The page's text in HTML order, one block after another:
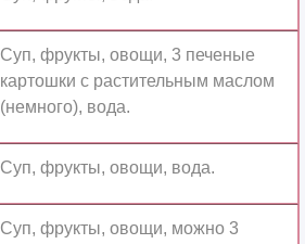
Суп, фрукты, овощи, 3 печеные
картошки с растительным маслом
(немного), вода.
Суп, фрукты, овощи, вода.
Суп, фрукты, овощи, можно 3